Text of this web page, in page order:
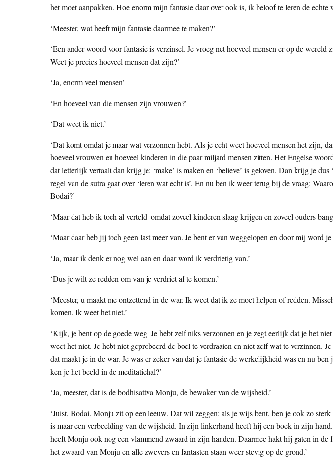
het moet aanpakken. Hoe enorm mijn fantasie daar over ook is, ik beloof te leren de echte
‘Meester, wat heeft mijn fantasie daarmee te maken?’
‘Een ander woord voor fantasie is verzinsel. Je vroeg net hoeveel mensen er op de wereld
Weet je precies hoeveel mensen dat zijn?’
‘Ja, enorm veel mensen’
‘En hoeveel van die mensen zijn vrouwen?’
‘Dat weet ik niet.’
‘Dat komt omdat je maar wat verzonnen hebt. Als je echt weet hoeveel mensen het zijn,
hoeveel vrouwen en hoeveel kinderen in die paar miljard mensen zitten. Het Engelse
dat letterlijk vertaalt dan krijg je: ‘make’ is maken en ‘believe’ is geloven. Dan krijg je dus
regel van de sutra gaat over ‘leren wat echt is’. En nu ben ik weer terug bij de vraag:
Bodai?’
‘Maar dat heb ik toch al verteld: omdat zoveel kinderen slaag krijgen en zoveel ouders
‘Maar daar heb jij toch geen last meer van. Je bent er van weggelopen en door mij word je
‘Ja, maar ik denk er nog wel aan en daar word ik verdrietig van.’
‘Dus je wilt ze redden om van je verdriet af te komen.’
‘Meester, u maakt me ontzettend in de war. Ik weet dat ik ze moet helpen of redden.
komen. Ik weet het niet.’
‘Kijk, je bent op de goede weg. Je hebt zelf niks verzonnen en je zegt eerlijk dat je het
weet het niet. Je hebt niet geprobeerd de boel te verdraaien en niet zelf wat te verzinnen.
dat maakt je in de war. Je was er zeker van dat je fantasie de werkelijkheid was en nu ben
ken je het beeld in de meditatiehal?’
‘Ja, meester, dat is de bodhisattva Monju, de bewaker van de wijsheid.’
‘Juist, Bodai. Monju zit op een leeuw. Dat wil zeggen: als je wijs bent, ben je ook zo
is maar een verbeelding van de wijsheid. In zijn linkerhand heeft hij een boek in zijn
heeft Monju ook nog een vlammend zwaard in zijn handen. Daarmee hakt hij gaten in de
het zwaard van Monju en alle zwevers en fantasten staan weer stevig op de grond.’